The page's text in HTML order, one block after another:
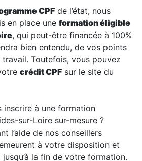
CPF de l’état, nous
en place une formation éligible
, qui peut-être financée à 100%
bien entendu, de vos points
Toutefois, vous pouvez
crédit CPF sur le site du
inscrire à une formation
sur-Loire sur-mesure ?
l’aide de nos conseillers
à votre disposition et
la fin de votre formation.